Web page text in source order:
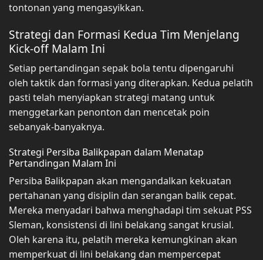
tontonan yang mengasyikkan.
Strategi dan Formasi Kedua Tim Menjelang
Kick-off Malam Ini
Setiap pertandingan sepak bola tentu dipengaruhi
oleh taktik dan formasi yang diterapkan. Kedua pelatih
pasti telah menyiapkan strategi matang untuk
menggetarkan penonton dan mencetak poin
sebanyak-banyaknya.
Strategi Persiba Balikpapan dalam Menatap
Pertandingan Malam Ini
Persiba Balikpapan akan mengandalkan kekuatan
pertahanan yang disiplin dan serangan balik cepat.
Mereka menyadari bahwa menghadapi tim sekuat PSS
Sleman, konsistensi di lini belakang sangat krusial.
Oleh karena itu, pelatih mereka kemungkinan akan
memperkuat di lini belakang dan mempercepat